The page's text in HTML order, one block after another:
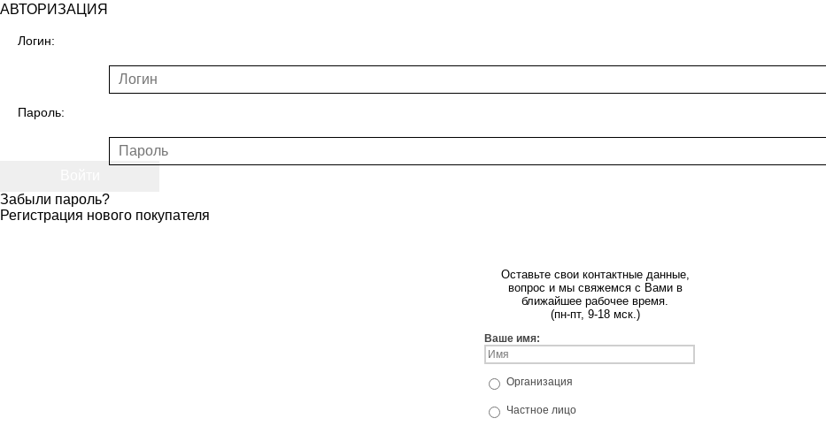
АВТОРИЗАЦИЯ
Логин:
Пароль:
Забыли пароль?
Регистрация нового покупателя
Оставьте свои контактные данные,
вопрос и мы свяжемся с Вами в
ближайшее рабочее время.
(пн-пт, 9-18 мск.)
Ваше имя:
Организация
Частное лицо